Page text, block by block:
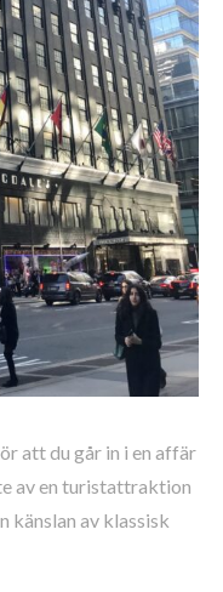
att du går in i en affär
av en turistattraktion
känslan av klassisk